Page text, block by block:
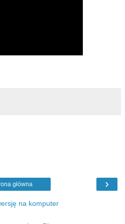
›
główna
na komputer